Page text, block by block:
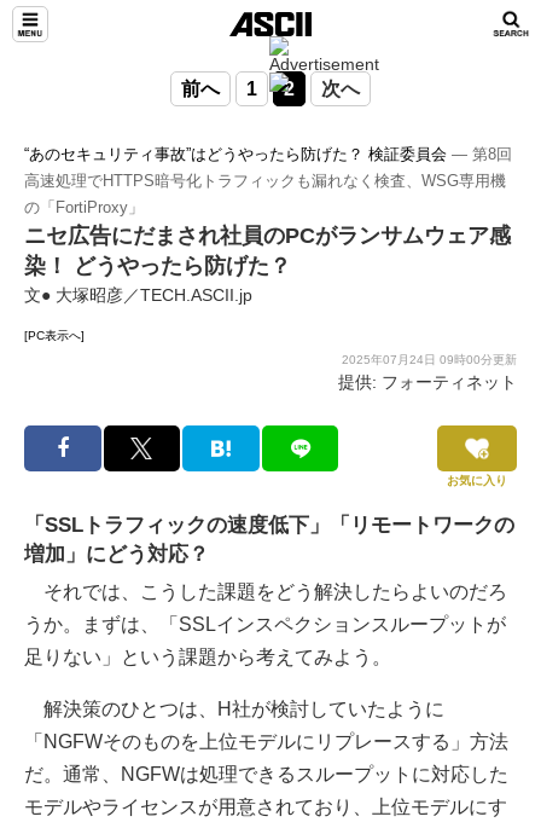
前へ 1 2 次へ
“あのセキュリティ事故”はどうやったら防げた？ 検証委員会 ― 第8回
高速処理でHTTPS暗号化トラフィックも漏れなく検査、WSG専用機
の「FortiProxy」
ニセ広告にだまされ社員のPCがランサムウェア感
染！ どうやったら防げた？
文● 大塚昭彦／TECH.ASCII.jp
[PC表示へ]
2025年07月24日 09時00分更新
提供: フォーティネット
お気に入り
「SSLトラフィックの速度低下」「リモートワークの
増加」にどう対応？
それでは、こうした課題をどう解決したらよいのだろ
うか。まずは、「SSLインスペクションスループットが
足りない」という課題から考えてみよう。
解決策のひとつは、H社が検討していたように
「NGFWそのものを上位モデルにリプレースする」方法
だ。通常、NGFWは処理できるスループットに対応した
モデルやライセンスが用意されており、上位モデルにす